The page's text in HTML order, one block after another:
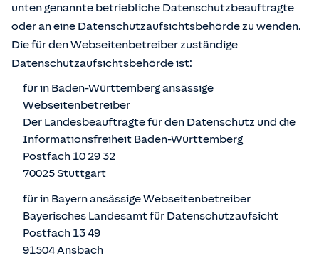
unten genannte betriebliche Datenschutzbeauftragte
oder an eine Datenschutzaufsichtsbehörde zu wenden.
Die für den Webseitenbetreiber zuständige
Datenschutzaufsichtsbehörde ist:
für in Baden-Württemberg ansässige
Webseitenbetreiber
Der Landesbeauftragte für den Datenschutz und die
Informationsfreiheit Baden-Württemberg
Postfach 10 29 32
70025 Stuttgart
für in Bayern ansässige Webseitenbetreiber
Bayerisches Landesamt für Datenschutzaufsicht
Postfach 13 49
91504 Ansbach